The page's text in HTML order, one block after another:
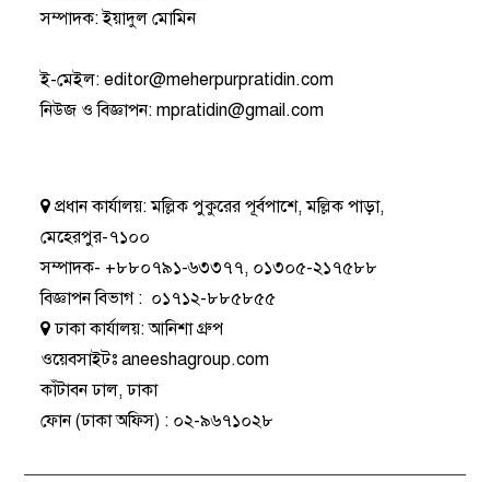
সম্পাদক: ইয়াদুল মোমিন
ই-মেইল:editor@meherpurpratidin.com
নিউজ ও বিজ্ঞাপন:mpratidin@gmail.com
প্রধান কার্যালয়:মল্লিক পুকুরের পূর্বপাশে, মল্লিক পাড়া,
মেহেরপুর-৭১০০
সম্পাদক- +৮৮০৭৯১-৬৩৩৭৭, ০১৩০৫-২১৭৫৮৮
বিজ্ঞাপন বিভাগ: ০১৭১২-৮৮৫৮৫৫
ঢাকা কার্যালয়:আনিশা গ্রুপ
ওয়েবসাইটঃaneeshagroup.com
কাঁটাবন ঢাল, ঢাকা
ফোন(ঢাকা অফিস) : ০২-৯৬৭১০২৮